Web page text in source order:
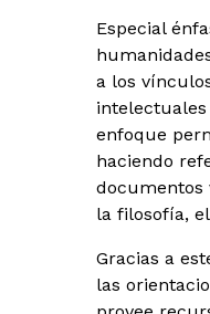
Especial
a los
enfoque
haciendo
documentos
la filosofía,
Gracias a
las